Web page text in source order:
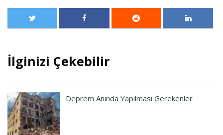
İlginizi Çekebilir
Deprem Anında Yapılması Gerekenler